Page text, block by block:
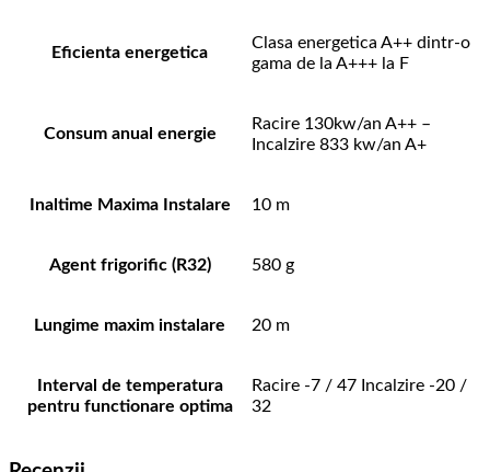
Eficienta energetica
Clasa energetica A++ dintr-o
gama de la A+++ la F
Consum anual energie
Racire 130kw/an A++ –
Incalzire 833 kw/an A+
Inaltime Maxima Instalare 10 m
Agent frigorific (R32) 580 g
Lungime maxim instalare 20 m
Interval de temperatura
pentru functionare optima
Racire -7 / 47 Incalzire -20 /
32